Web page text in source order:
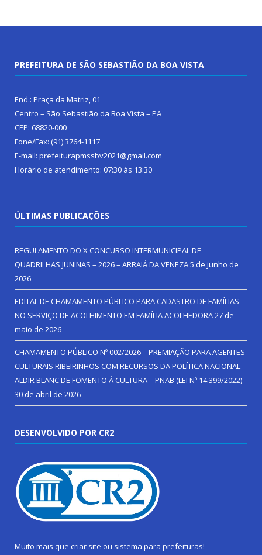
PREFEITURA DE SÃO SEBASTIÃO DA BOA VISTA
End.: Praça da Matriz, 01
Centro – São Sebastião da Boa Vista – PA
CEP: 68820-000
Fone/Fax: (91) 3764-1117
E-mail: prefeiturapmssbv2021@gmail.com
Horário de atendimento: 07:30 às 13:30
ÚLTIMAS PUBLICAÇÕES
REGULAMENTO DO X CONCURSO INTERMUNICIPAL DE
QUADRILHAS JUNINAS – 2026 – ARRAIÁ DA VENEZA5 de junho de
2026
EDITAL DE CHAMAMENTO PÚBLICO PARA CADASTRO DE FAMÍLIAS
NO SERVIÇO DE ACOLHIMENTO EM FAMÍLIA ACOLHEDORA27 de
maio de 2026
CHAMAMENTO PÚBLICO Nº 002/2026 – PREMIAÇÃO PARA AGENTES
CULTURAIS RIBEIRINHOS COM RECURSOS DA POLÍTICA NACIONAL
ALDIR BLANC DE FOMENTO Á CULTURA – PNAB (LEI Nº 14.399/2022)
30 de abril de 2026
DESENVOLVIDO POR CR2
Muito mais que criar site ou sistema para prefeituras!